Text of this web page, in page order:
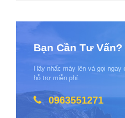
Bạn Cần Tư Vấn?
Hãy nhấc máy lên và gọi
hỗ trợ miễn phí.
0963551271